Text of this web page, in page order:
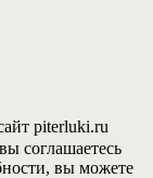
piterluki.ru
соглашаетесь
вы можете